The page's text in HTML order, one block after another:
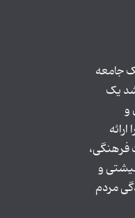
جامعه
یک
و
فرهنگی،
و
مردم